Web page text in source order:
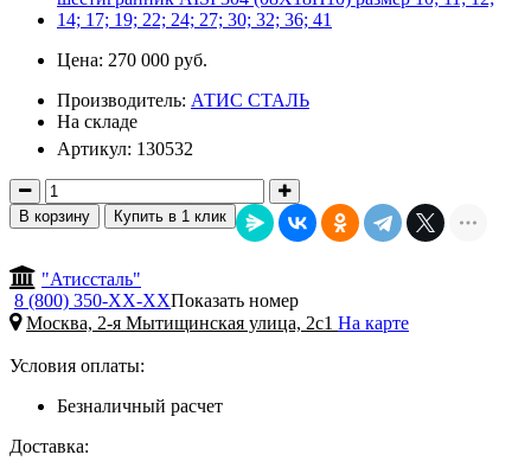
Цена: 270 000 руб.
Производитель: АТИС СТАЛЬ
На складе
Артикул: 130532
В корзину Купить в 1 клик
"Атиссталь"
8 (800) 350-ХХ-ХХПоказать номер
Москва, 2-я Мытищинская улица, 2с1 На карте
Условия оплаты:
Безналичный расчет
Доставка: